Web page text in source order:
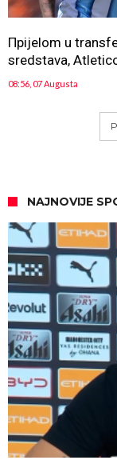
Прijelom u
sredstava,
08:56, 07 Augusta
NAJNOVIJE